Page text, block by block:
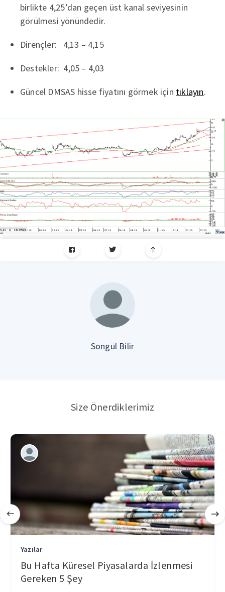
birlikte 4,25’dan geçen üst kanal seviyesinin
görülmesi yönündedir.
Dirençler: 4,13 – 4,15
Destekler: 4,05 – 4,03
Güncel DMSAS hisse fiyatını görmek için tıklayın.
Songül Bilir
Size Önerdiklerimiz
Yazılar
Bu Hafta Küresel Piyasalarda İzlenmesi
Gereken 5 Şey